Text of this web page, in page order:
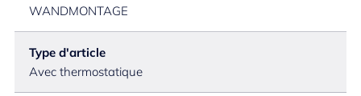
WANDMONTAGE
Type d'article
Avec thermostatique